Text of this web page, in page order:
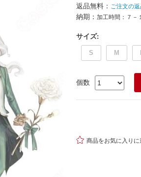
返品無料： ご注文の
納期： 加工時間：７－
サイズ:
S M
個数
 商品をお気に入りに